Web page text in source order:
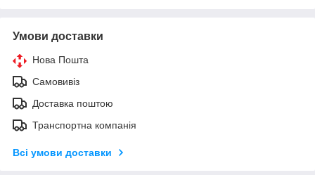
Умови доставки
Нова Пошта
Самовивіз
Доставка поштою
Транспортна компанія
Всі умови доставки